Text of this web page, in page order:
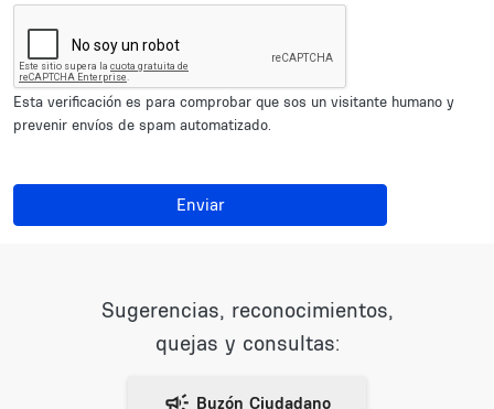
Esta verificación es para comprobar que sos un visitante humano y
prevenir envíos de spam automatizado.
Enviar
Sugerencias, reconocimientos,
quejas y consultas: